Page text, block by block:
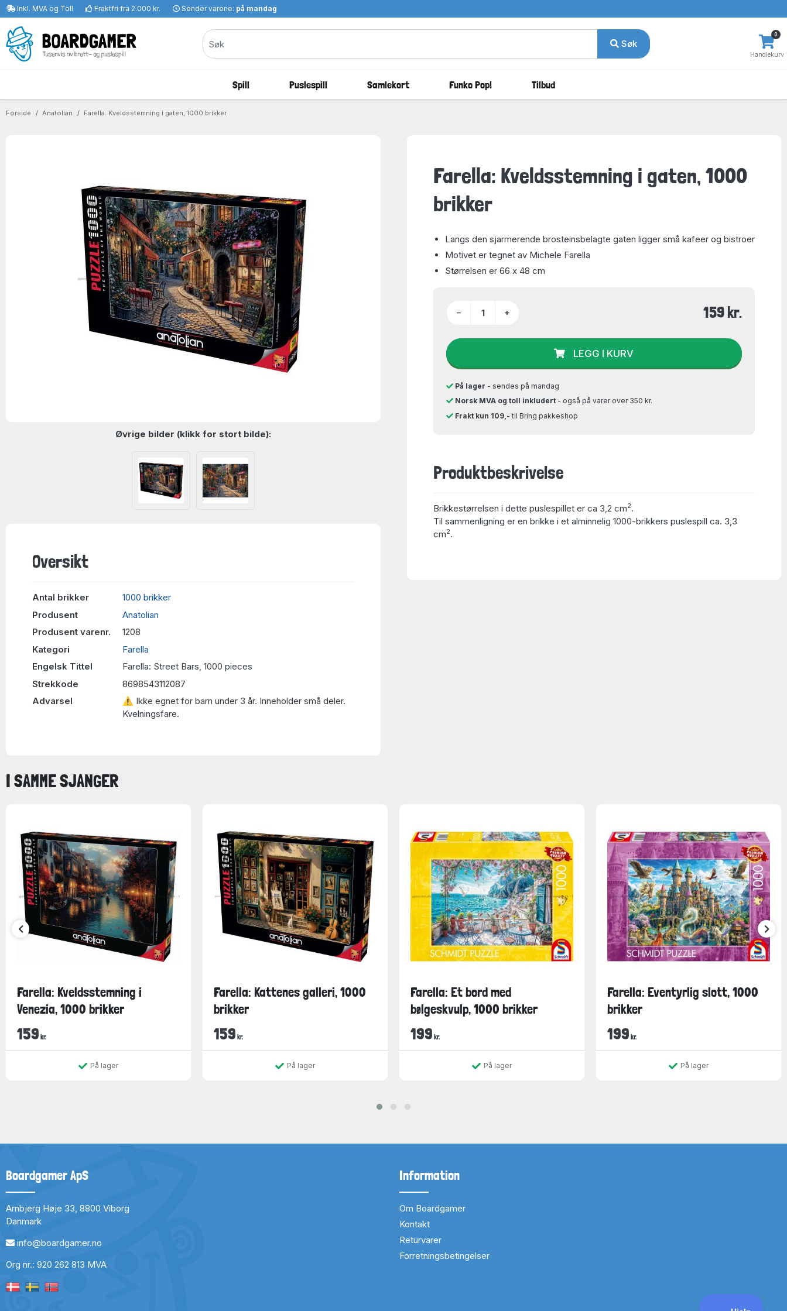
Inkl. MVA og Toll Fraktfri fra 2.000 kr. Sender varene: på mandag
Søk
Handlekurv
0
Spill Puslespill Samlekort Funko Pop! Tilbud
Forside Anatolian Farella: Kveldsstemning i gaten, 1000 brikker
Øvrige bilder (klikk for stort bilde):
Oversikt
Antal brikker
1000 brikker
Produsent
Anatolian
Produsent varenr.
1208
Kategori
Farella
Engelsk Tittel
Farella: Street Bars, 1000 pieces
Strekkode
8698543112087
Advarsel
⚠ Ikke egnet for barn under 3 år. Inneholder små deler.
Kvelningsfare.
Farella: Kveldsstemning i gaten, 1000
brikker
Langs den sjarmerende brosteinsbelagte gaten ligger små kafeer og bistroer
Motivet er tegnet av Michele Farella
Størrelsen er 66 x 48 cm
− + 159 kr.
LEGG I KURV
På lager - sendes på mandag
Norsk MVA og toll inkludert - også på varer over 350 kr.
Frakt kun 109,- til Bring pakkeshop
Produktbeskrivelse
Brikkestørrelsen i dette puslespillet er ca 3,2 cm2.
Til sammenligning er en brikke i et alminnelig 1000-brikkers puslespill ca. 3,3
cm2.
I SAMME SJANGER
Farella: Kveldsstemning i
Venezia, 1000 brikker
159 kr.
På lager
Farella: Kattenes galleri, 1000
brikker
159 kr.
På lager
Farella: Et bord med
bølgeskvulp, 1000 brikker
199 kr.
På lager
Farella: Eventyrlig slott, 1000
brikker
199 kr.
På lager
Boardgamer ApS
Arnbjerg Høje 33, 8800 Viborg
Danmark
info@boardgamer.no
Org nr.: 920 262 813 MVA
Information
Om Boardgamer
Kontakt
Returvarer
Forretningsbetingelser